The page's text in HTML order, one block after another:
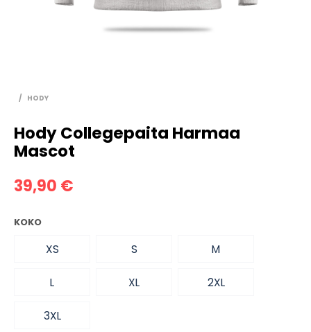
/ HODY
Hody Collegepaita Harmaa
Mascot
39,90 €
KOKO
XS S M
L XL 2XL
3XL